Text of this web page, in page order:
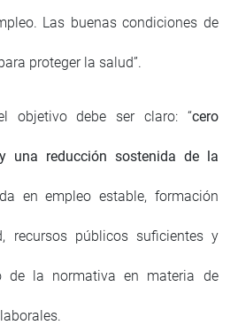
Las buenas condiciones de
proteger la salud”.
objetivo debe ser claro: “cero
una reducción sostenida de la
en empleo estable, formación
recursos públicos suficientes y
de la normativa en materia de